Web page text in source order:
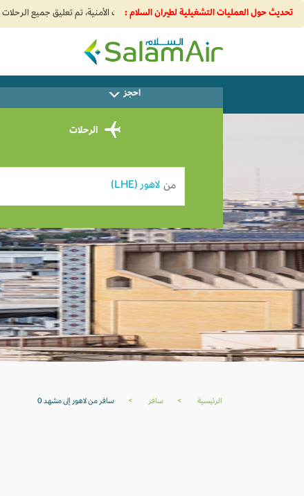
تحديث حول العمليات التشغيلية لطيران السلام :
SalamAir
احجز
الرحلات
من
الرئيسية > سافر > سافر من لاهور إلى مشهد 0